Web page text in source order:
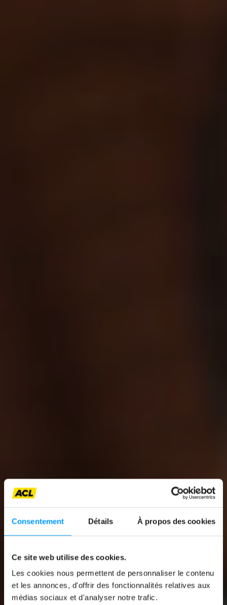
Consentement Détails À propos des cookies
Ce site web utilise des cookies.
Les cookies nous permettent de personnaliser le contenu
et les annonces, d'offrir des fonctionnalités relatives aux
médias sociaux et d'analyser notre trafic.
News
FAHRRADFAHREN IN
LUXEMBURG: